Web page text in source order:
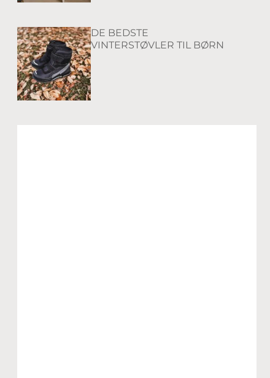
DE BEDSTE
VINTERSTØVLER TIL BØRN